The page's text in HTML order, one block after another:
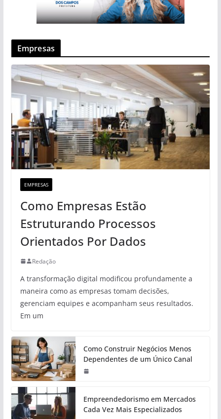
Empresas
EMPRESAS
Como Empresas Estão
Estruturando Processos
Orientados Por Dados
Redação
A transformação digital modificou profundamente a
maneira como as empresas tomam decisões,
gerenciam equipes e acompanham seus resultados.
Em um
Como Construir Negócios Menos
Dependentes de um Único Canal
Empreendedorismo em Mercados
Cada Vez Mais Especializados